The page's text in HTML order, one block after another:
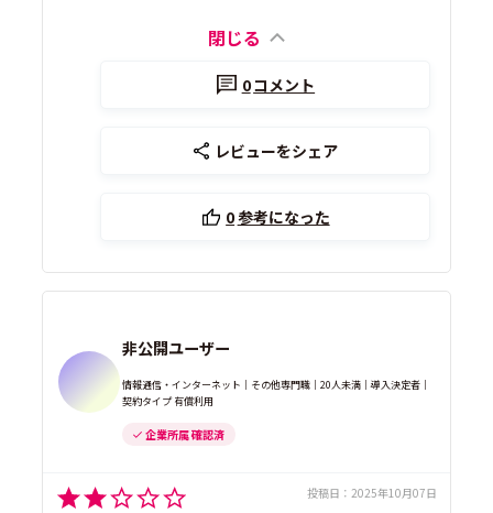
閉じる
0コメント
レビューをシェア
0参考になった
非公開ユーザー
情報通信・インターネット｜その他専門職｜20人未満｜導入決定者｜
契約タイプ 有償利用
企業所属 確認済
投稿日： 2025年10月07日